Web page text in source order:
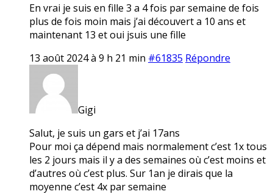
En vrai je suis en fille 3 a 4 fois par semaine de fois
plus de fois moin mais j’ai découvert a 10 ans et
maintenant 13 et oui jsuis une fille
13 août 2024 à 9 h 21 min #61835 Répondre
Gigi
Salut, je suis un gars et j’ai 17ans
Pour moi ça dépend mais normalement c’est 1x tous
les 2 jours mais il y a des semaines où c’est moins et
d’autres où c’est plus. Sur 1an je dirais que la
moyenne c’est 4x par semaine